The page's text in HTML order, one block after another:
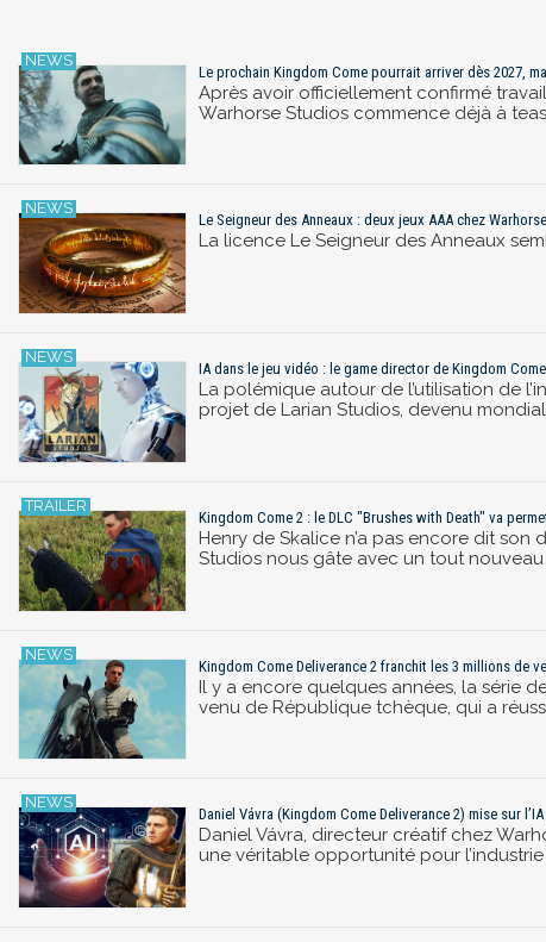
Le prochain Kingdom Come pourrait arriver dès 2027,
Après avoir officiellement confirmé
Warhorse Studios commence déjà à
Le Seigneur des Anneaux : deux jeux AAA chez
La licence Le Seigneur des Anneaux
IA dans le jeu vidéo : le game director de Kingdom
La polémique autour de l’utilisation de
projet de Larian Studios, devenu
Kingdom Come 2 : le DLC "Brushes with Death" va
Henry de Skalice n’a pas encore dit son
Studios nous gâte avec un tout nouveau
Kingdom Come Deliverance 2 franchit les 3 millions de
Il y a encore quelques années, la série
venu de République tchèque, qui a
Daniel Vávra (Kingdom Come Deliverance 2) mise sur
Daniel Vávra, directeur créatif chez
une véritable opportunité pour